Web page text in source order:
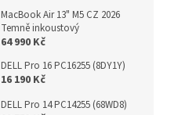
MacBook Air 13" M5 CZ 2026
Temně inkoustový
64 990 Kč
DELL Pro 16 PC16255 (8DY1Y)
16 190 Kč
DELL Pro 14 PC14255 (68WD8)